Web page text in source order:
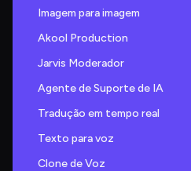
Imagem para imagem
Akool Production
Jarvis Moderador
Agente de Suporte de IA
Tradução em tempo real
Texto para voz
Clone de Voz